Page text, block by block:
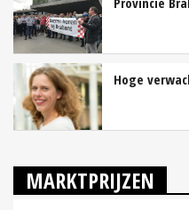
Hoge
MARKTPRIJZEN